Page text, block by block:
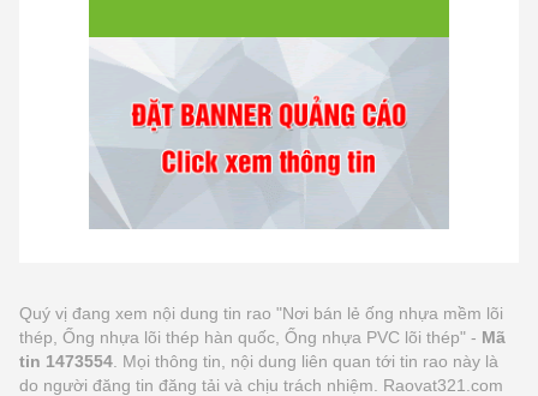
Quý vị đang xem nội dung tin rao "Nơi bán lẻ ống nhựa mềm lõi
thép, Ống nhựa lõi thép hàn quốc, Ống nhựa PVC lõi thép" - Mã
tin 1473554 . Mọi thông tin, nội dung liên quan tới tin rao này là
do người đăng tin đăng tải và chịu trách nhiệm. Raovat321.com